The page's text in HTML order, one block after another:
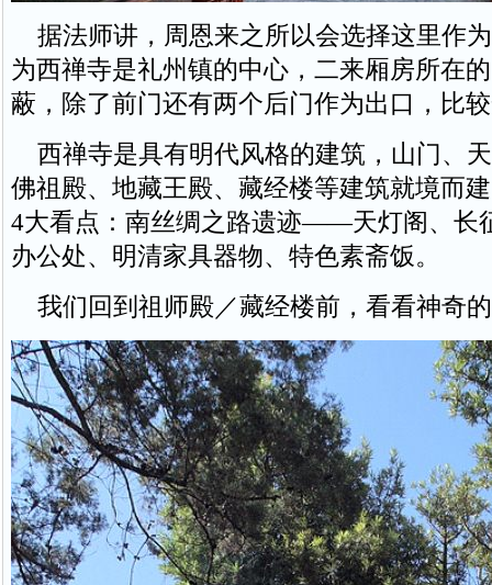
据法师讲，周恩来之所以会选择这里作
为西禅寺是礼州镇的中心，二来厢房所在
蔽，除了前门还有两个后门作为出口，比
西禅寺是具有明代风格的建筑，山门、
佛祖殿、地藏王殿、藏经楼等建筑就境而
4大看点：南丝绸之路遗迹——天灯阁、长
办公处、明清家具器物、特色素斋饭。
我们回到祖师殿／藏经楼前，看看神奇的